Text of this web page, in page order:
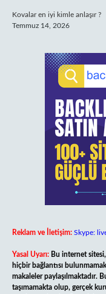
Kovalar en iyi kimle anlaşır ?
Temmuz 14, 2026
Reklam ve İletişim: Skype:
Yasal Uyarı: Bu internet
hiçbir bağlantısı
makaleler paylaşılmaktadır.
taşımamakta olup, gerçek